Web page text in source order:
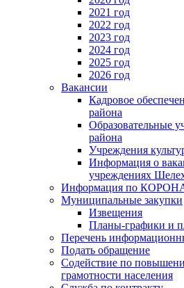
2021 год
2022 год
2023 год
2024 год
2025 год
2026 год
Вакансии
Кадровое
района
Образовательные
района
Учреждения
Информация о
учреждениях
Информация по
Муниципальные закупки
Извещения
Планы-графики и
Перечень
Подать обращение
Содействие по
грамотности населения